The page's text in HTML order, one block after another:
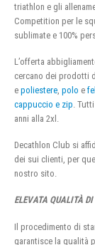
triathlon e gli
Competition per le
sublimate e 100%
L’offerta
cercano dei prodotti
e poliestere polo e
cappuccio e zip .
anni alla 2xl.
Decathlon Club si
dei sui clienti, per
nostro sito.
ELEVATA QUALITÀ
Il procedimento di
garantisce la qualità